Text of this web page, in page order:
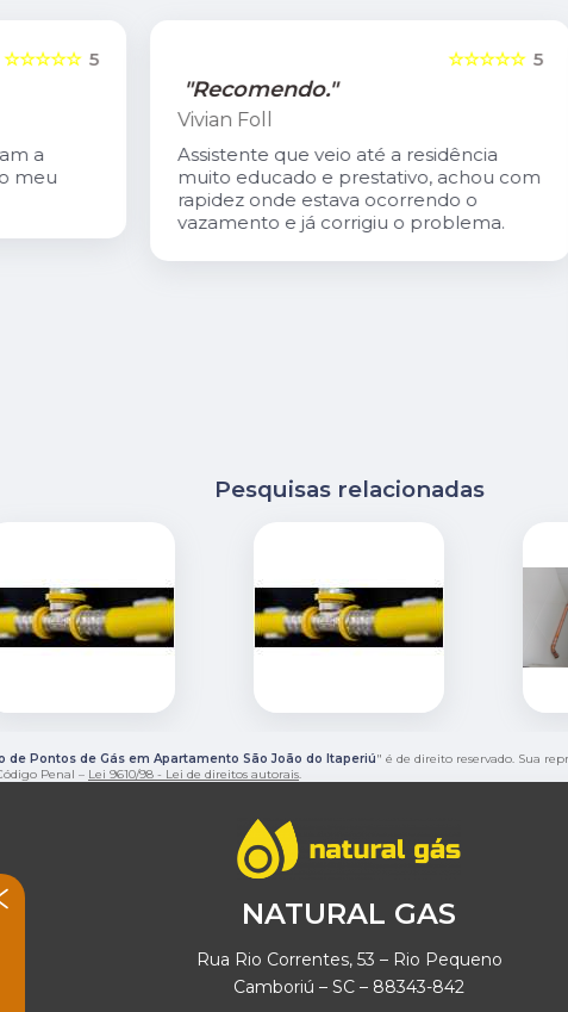
5
☆☆☆☆☆
a
meu
5
☆☆☆☆☆
"Recomendo."
Vivian Foll
Assistente que veio até a residência
muito educado e prestativo, achou com
rapidez onde estava ocorrendo o
vazamento e já corrigiu o problema.
Pesquisas relacionadas
de Pontos de Gás em Apartamento São João do Itaperiú" é de direito reservado. Sua
Penal – Lei 9610/98 - Lei de direitos autorais.
NATURAL GAS
Rua Rio Correntes, 53 – Rio Pequeno
Camboriú – SC – 88343-842